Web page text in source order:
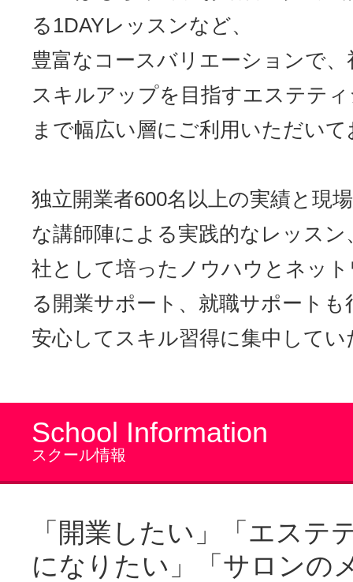
る1DAYレッスンなど、
豊富なコースバリエーションで
スキルアップを目指すエステテ
まで幅広い層にご利用いただい
独立開業者600名以上の実績と現
な講師陣による実践的なレッスン
社として培ったノウハウとネッ
る開業サポート、就職サポート
安心してスキル習得に集中して
School Information
スクール情報
「開業したい」「エステ
になりたい」「サロンの